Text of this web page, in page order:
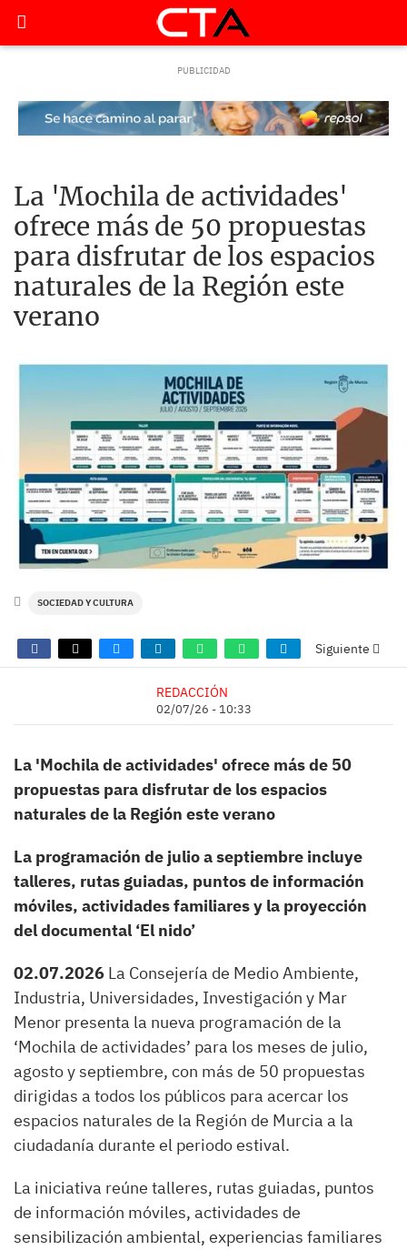
La 'Mochila de actividades'
ofrece más de 50 propuestas
para disfrutar de los espacios
naturales de la Región este
verano
SOCIEDAD Y CULTURA
Siguiente
REDACCIÓN
02/07/26 - 10:33
La 'Mochila de actividades' ofrece más de 50
propuestas para disfrutar de los espacios
naturales de la Región este verano
La programación de julio a septiembre incluye
talleres, rutas guiadas, puntos de información
móviles, actividades familiares y la proyección
del documental ‘El nido’
02.07.2026 La Consejería de Medio Ambiente,
Industria, Universidades, Investigación y Mar
Menor presenta la nueva programación de la
‘Mochila de actividades’ para los meses de julio,
agosto y septiembre, con más de 50 propuestas
dirigidas a todos los públicos para acercar los
espacios naturales de la Región de Murcia a la
ciudadanía durante el periodo estival.
La iniciativa reúne talleres, rutas guiadas, puntos
de información móviles, actividades de
sensibilización ambiental, experiencias familiares